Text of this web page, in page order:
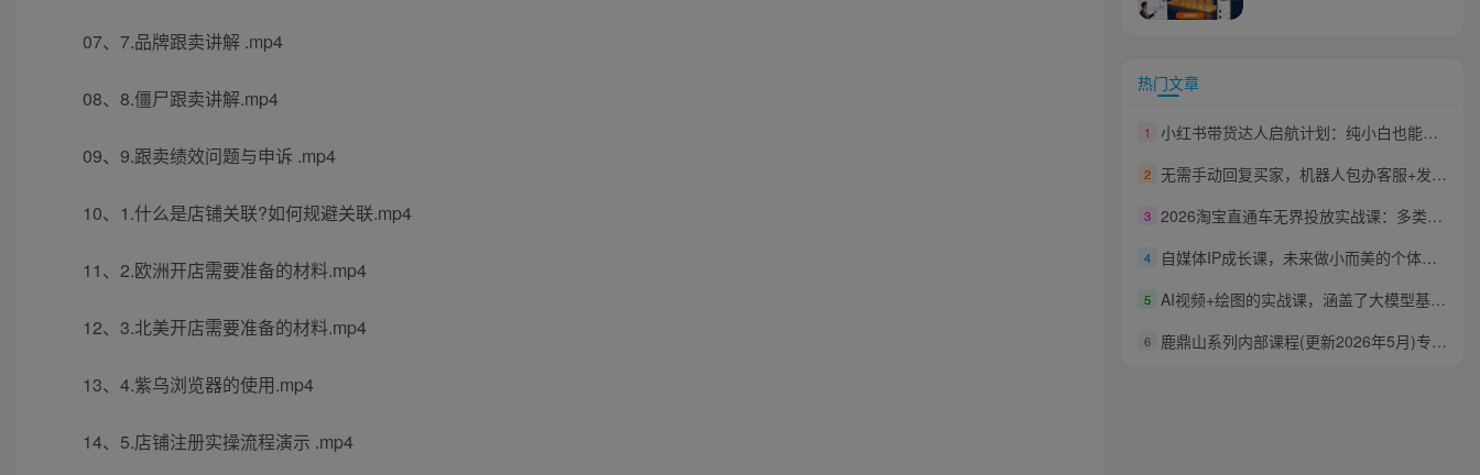
07、7.品牌跟卖讲解 .mp4
08、8.僵尸跟卖讲解.mp4
09、9.跟卖绩效问题与申诉 .mp4
10、1.什么是店铺关联?如何规避关联.mp4
11、2.欧洲开店需要准备的材料.mp4
12、3.北美开店需要准备的材料.mp4
13、4.紫乌浏览器的使用.mp4
14、5.店铺注册实操流程演示 .mp4
热门文章
1 小红书带货达人启航计划：纯小白也能学会的副业增收实战课
2 无需手动回复买家，机器人包办客服+发货，学多多虚拟每月稳賺1-5W【揭秘】
3 2026淘宝直通车无界投放实战课：多类目差异化推广布局，关键词人群全站调车打法
4 自媒体IP成长课，未来做小而美的个体，打通能力-私域-公域成长闭环，实现个人自媒体流量变现
5 AI视频+绘图的实战课，涵盖了大模型基础、微调策略、提示词工程、RAG技术及AI Agent智能体开发等（更新）
6 鹿鼎山系列内部课程(更新2026年5月)专注缠论教学，行情分析、学习答疑、机会提示、实操讲解